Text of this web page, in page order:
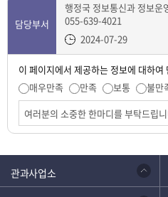
담당부서
행정국 정보통신과 정보운
055-639-4021
2024-07-29
이 페이지에서 제공하는 정보에 대하여
매우만족
만족 보통 불만
관과사업소